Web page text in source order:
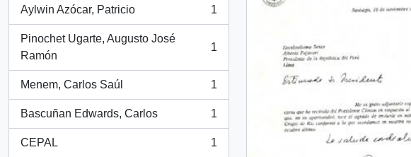
Aylwin Azócar, Patricio
, 1 resultados
1
Pinochet Ugarte, Augusto José
Ramón
, 1 resultados
1
Menem, Carlos Saúl
, 1 resultados
1
Bascuñan Edwards, Carlos
, 1 resultados
1
CEPAL
, 1 resultados
1